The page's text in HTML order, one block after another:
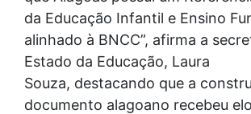
da Educação Infantil e Ensino
alinhado à BNCC”, afirma a
Estado da Educação, Laura
Souza, destacando que a
documento alagoano recebeu